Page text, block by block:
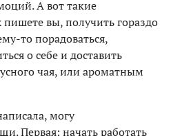
А вот такие
вы, получить гораздо
то порадоваться,
о себе и доставить
чая, или ароматным
могу
Первая: начать работать